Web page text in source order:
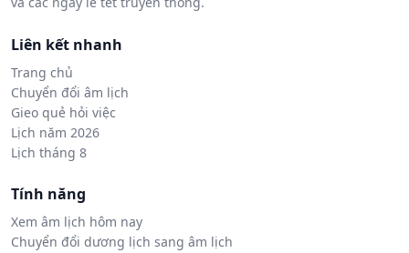
Liên kết nhanh
Trang chủ
Chuyển đổi âm lịch
Gieo quẻ hỏi việc
Lịch năm 2026
Lịch tháng 8
Tính năng
Xem âm lịch hôm nay
Chuyển đổi dương lịch sang âm lịch